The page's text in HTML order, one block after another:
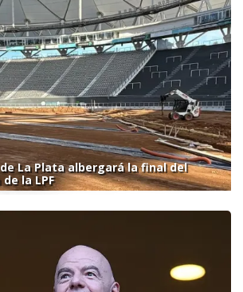
La Plata albergará la final del
la LPF